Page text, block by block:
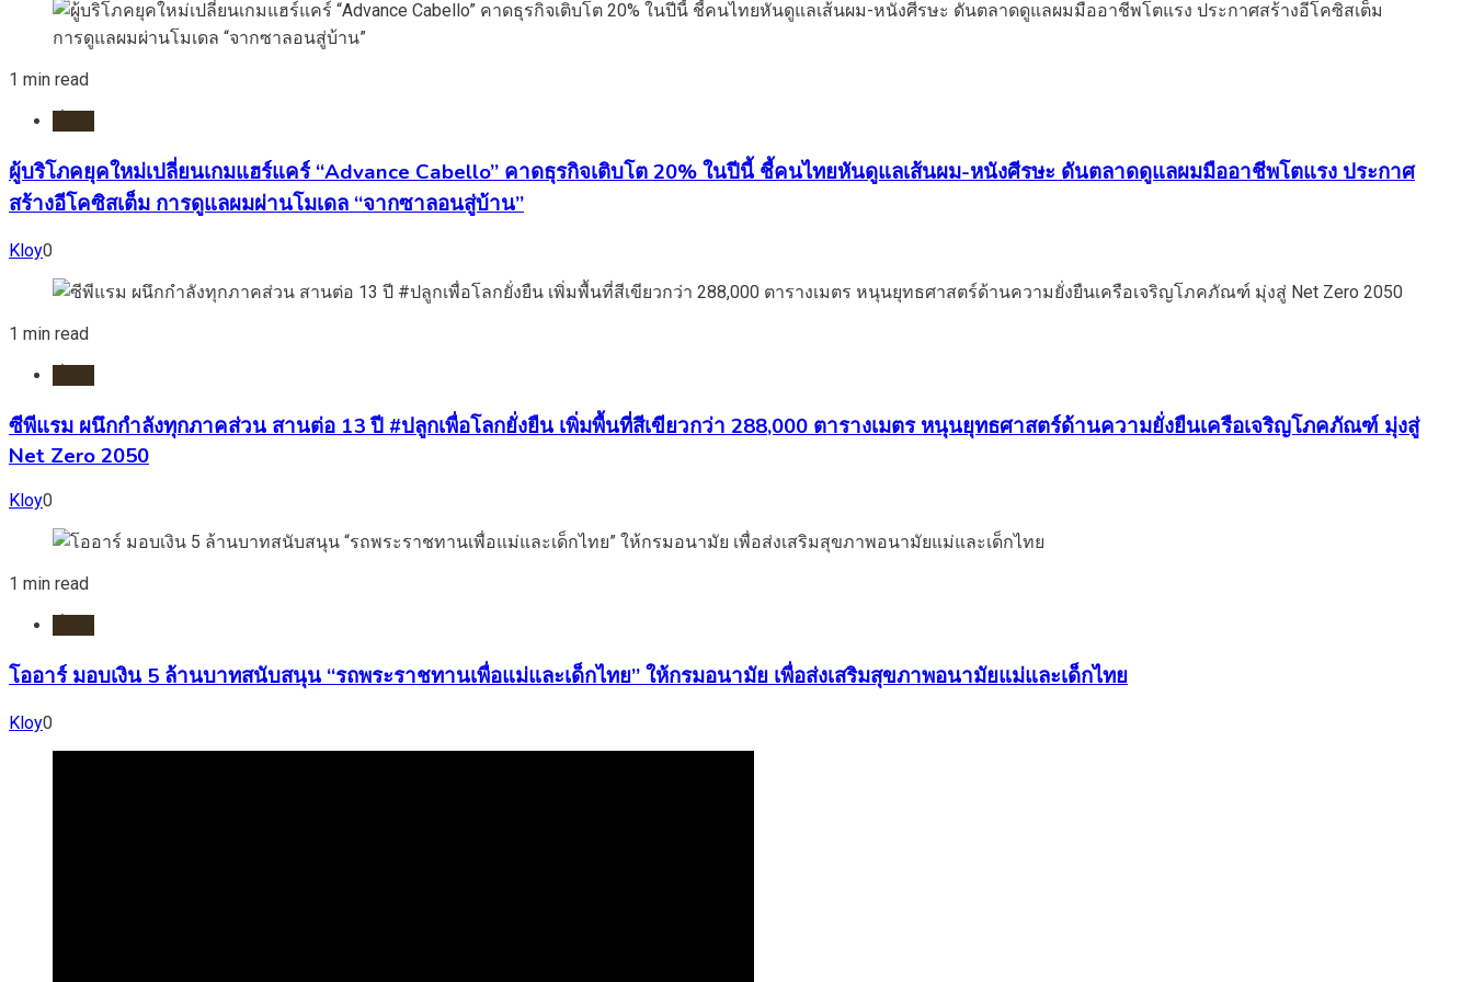
1 min read
ผู้บริโภคยุคใหม่เปลี่ยนเกมแฮร์แคร์ “Advance Cabello” คาดธุรกิจเติบโต 20% ในปีนี้ ชี้คนไทยหันดูแลเส้นผม-หนังศีรษะ ดันตลาดดูแลผมมืออาชีพโตแรง ประกาศ
สร้างอีโคซิสเต็ม การดูแลผมผ่านโมเดล “จากซาลอนสู่บ้าน”
Kloy0
1 min read
ซีพีแรม ผนึกกำลังทุกภาคส่วน สานต่อ 13 ปี #ปลูกเพื่อโลกยั่งยืน เพิ่มพื้นที่สีเขียวกว่า 288,000 ตารางเมตร หนุนยุทธศาสตร์ด้านความยั่งยืนเครือเจริญโภคภัณฑ์ มุ่งสู่
Net Zero 2050
Kloy0
1 min read
โออาร์ มอบเงิน 5 ล้านบาทสนับสนุน “รถพระราชทานเพื่อแม่และเด็กไทย” ให้กรมอนามัย เพื่อส่งเสริมสุขภาพอนามัยแม่และเด็กไทย
Kloy0